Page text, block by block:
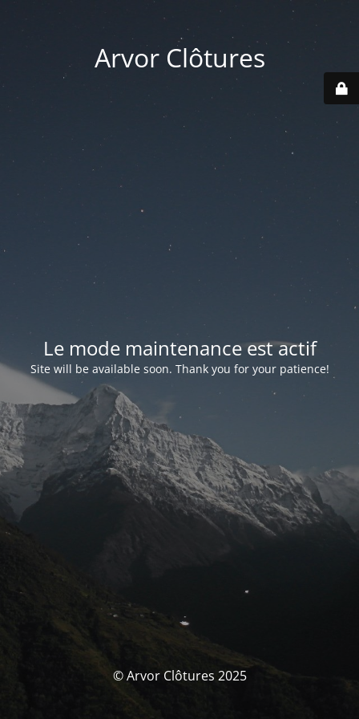
Arvor Clôtures
Le mode maintenance est actif
Site will be available soon. Thank you for your patience!
© Arvor Clôtures 2025